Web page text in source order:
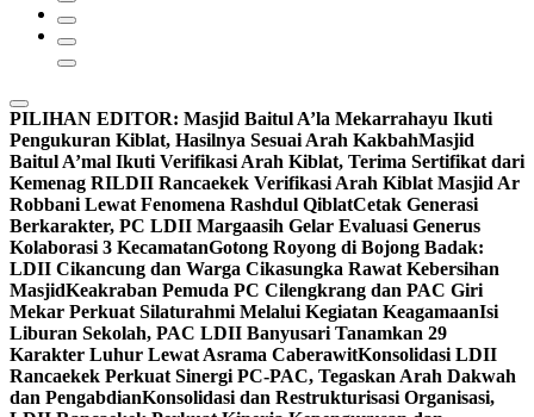
PILIHAN EDITOR: Masjid Baitul A’la Mekarrahayu Ikuti
Pengukuran Kiblat, Hasilnya Sesuai Arah KakbahMasjid
Baitul A’mal Ikuti Verifikasi Arah Kiblat, Terima Sertifikat dari
Kemenag RILDII Rancaekek Verifikasi Arah Kiblat Masjid Ar
Robbani Lewat Fenomena Rashdul QiblatCetak Generasi
Berkarakter, PC LDII Margaasih Gelar Evaluasi Generus
Kolaborasi 3 KecamatanGotong Royong di Bojong Badak:
LDII Cikancung dan Warga Cikasungka Rawat Kebersihan
MasjidKeakraban Pemuda PC Cilengkrang dan PAC Giri
Mekar Perkuat Silaturahmi Melalui Kegiatan KeagamaanIsi
Liburan Sekolah, PAC LDII Banyusari Tanamkan 29
Karakter Luhur Lewat Asrama CaberawitKonsolidasi LDII
Rancaekek Perkuat Sinergi PC-PAC, Tegaskan Arah Dakwah
dan PengabdianKonsolidasi dan Restrukturisasi Organisasi,